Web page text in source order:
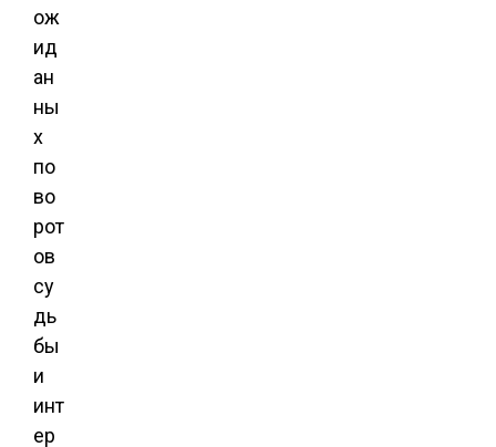
ож
ид
ан
ны
х
по
во
рот
ов
су
дь
бы
и
инт
ер